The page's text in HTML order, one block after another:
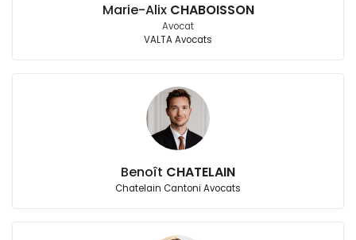
Marie-Alix CHABOISSON
Avocat
VALTA Avocats
Benoît CHATELAIN
Chatelain Cantoni Avocats